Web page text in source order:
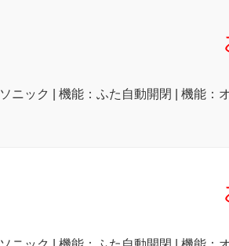
ニック | 機能：ふた自動開閉 | 機能：